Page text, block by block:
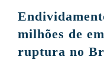
milhões de
ruptura no